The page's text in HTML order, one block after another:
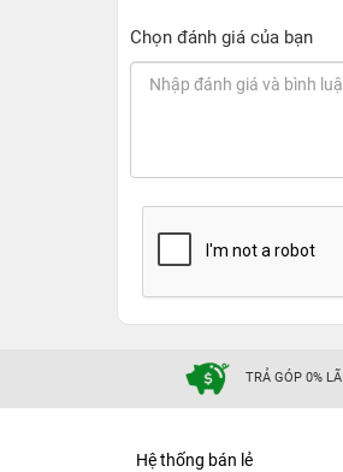
Chọn đánh giá của bạn
TRẢ GÓP 0%
Hệ thống bán lẻ